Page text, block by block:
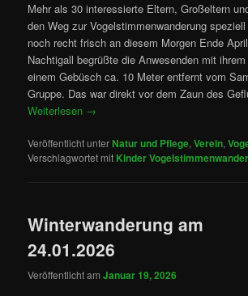
Mehr als 30 interessierte Eltern, Großeltern
den Weg zur Vogelstimmenwanderung
noch recht frisch an diesem Morgen Ende
Nachtigall begrüßte die Anwesenden mit
einem Gebüsch ca. 10 Meter entfernt vom
Gruppe. Das war direkt vor dem Zaun des
Weiterlesen →
Veröffentlicht unterNatur und Pflege,Verein,
Verschlagwortet mit Kinder
Winterwanderung am
24.01.2026
Veröffentlicht amJanuar 19, 2026